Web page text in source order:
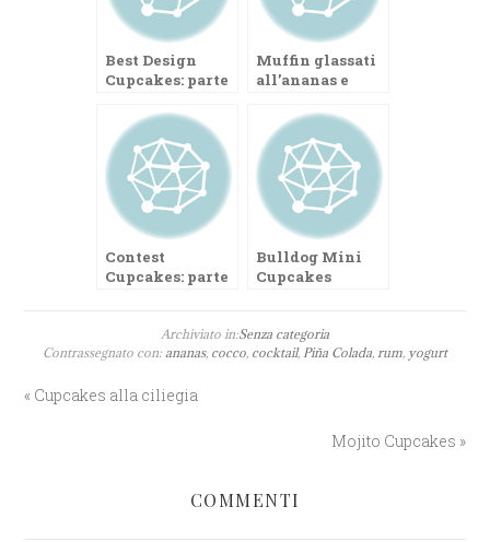
Best Design
Cupcakes: parte
de Le Tortine
Muffin glassati
all’ananas e
Contest
Cupcakes: parte
concorso Best
Design
Bulldog Mini
Cupcakes
Archiviato in:Senza categoria
Contrassegnato con: ananas, cocco, cocktail, Piña Colada, rum, yogurt
« Cupcakes alla ciliegia
Mojito Cupcakes »
COMMENTI